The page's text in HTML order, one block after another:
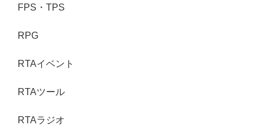
FPS・TPS
RPG
RTAイベント
RTAツール
RTAラジオ